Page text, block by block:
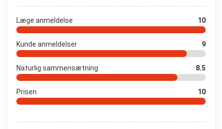
Læge anmeldelse 10
Kunde anmeldelser 9
Naturlig sammensætning 8.5
Prisen 10